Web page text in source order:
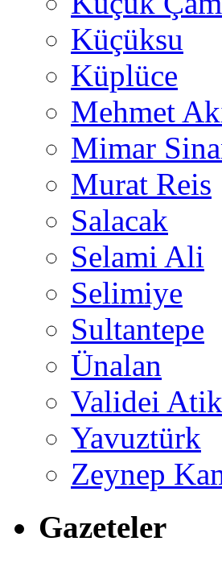
Küçüksu
Küplüce
Mehmet
Mimar
Murat Reis
Salacak
Selami Ali
Selimiye
Sultantepe
Ünalan
Validei Atik
Yavuztürk
Zeynep
Gazeteler